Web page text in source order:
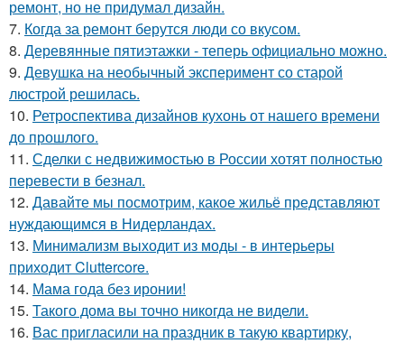
ремонт, но не придумал дизайн.
7. Когда за ремонт берутся люди со вкусом.
8. Деревянные пятиэтажки - теперь официально можно.
9. Девушка на необычный эксперимент со старой
люстрой решилась.
10. Ретроспектива дизайнов кухонь от нашего времени
до прошлого.
11. Сделки с недвижимостью в России хотят полностью
перевести в безнал.
12. Давайте мы посмотрим, какое жильё представляют
нуждающимся в Нидерландах.
13. Минимализм выходит из моды - в интерьеры
приходит Cluttercore.
14. Мама года без иронии!
15. Такого дома вы точно никогда не видели.
16. Вас пригласили на праздник в такую квартирку,